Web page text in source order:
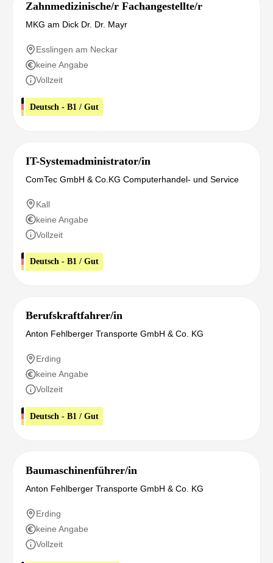
Zahnmedizinische/r Fachangestellte/r
MKG am Dick Dr. Dr. Mayr
Esslingen am Neckar
keine Angabe
Vollzeit
Deutsch - B1 / Gut
IT-Systemadministrator/in
ComTec GmbH & Co.KG Computerhandel- und Service
Kall
keine Angabe
Vollzeit
Deutsch - B1 / Gut
Berufskraftfahrer/in
Anton Fehlberger Transporte GmbH & Co. KG
Erding
keine Angabe
Vollzeit
Deutsch - B1 / Gut
Baumaschinenführer/in
Anton Fehlberger Transporte GmbH & Co. KG
Erding
keine Angabe
Vollzeit